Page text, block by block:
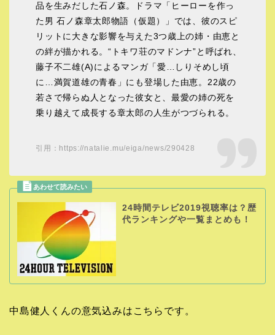
品を生みだした石ノ森。ドラマ「ヒーローを作っ
た男 石ノ森章太郎物語（仮題）」では、彼のスピ
リットに大きな影響を与えた3つ歳上の姉・由恵と
の絆が描かれる。“トキワ荘のマドンナ”と呼ばれ、
藤子不二雄(A)によるマンガ「愛…しりそめし頃
に…満賀道雄の青春」にも登場した由恵。22歳の
若さで帰らぬ人となった彼女と、最愛の姉の死を
乗り越えて成長する章太郎の人生がつづられる。
引用：https://natalie.mu/eiga/news/290428
24時間テレビ2019視聴率は？歴
代ランキングや一覧まとめも！
中島健人くんの意気込みはこちらです。